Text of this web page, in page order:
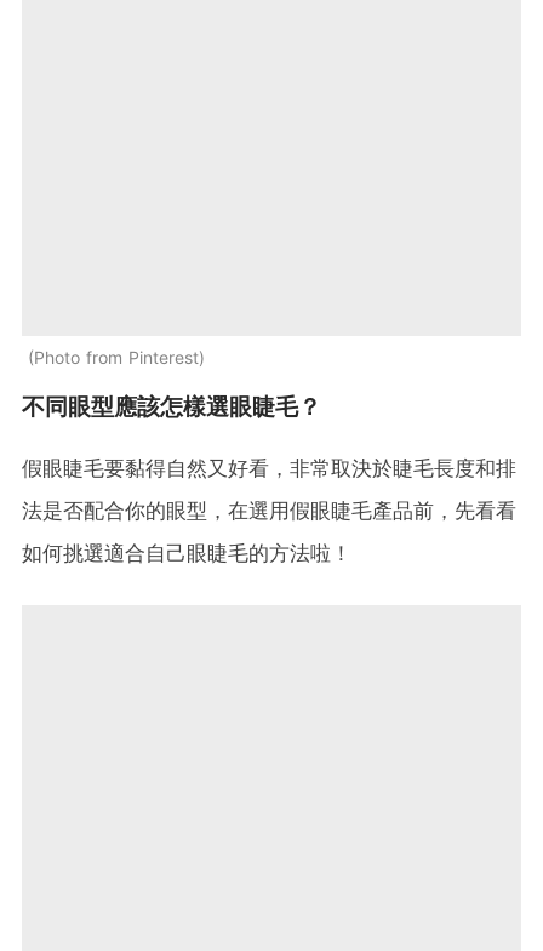
Photo from Pinterest
不同眼型應該怎樣選眼睫毛？
假眼睫毛要黏得自然又好看，非常取決於睫毛長度和排
法是否配合你的眼型，在選用假眼睫毛產品前，先看看
如何挑選適合自己眼睫毛的方法啦！